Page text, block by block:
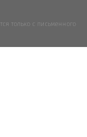
только с письменного